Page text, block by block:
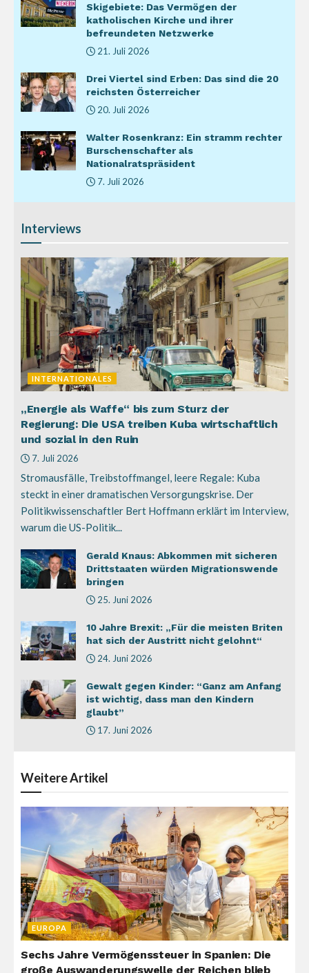
Skigebiete: Das Vermögen der
katholischen Kirche und ihrer
befreundeten Netzwerke
21. Juli 2026
Drei Viertel sind Erben: Das sind die 20
reichsten Österreicher
20. Juli 2026
Walter Rosenkranz: Ein stramm rechter
Burschenschafter als
Nationalratspräsident
7. Juli 2026
Interviews
INTERNATIONALES
„Energie als Waffe“ bis zum Sturz der
Regierung: Die USA treiben Kuba wirtschaftlich
und sozial in den Ruin
7. Juli 2026
Stromausfälle, Treibstoffmangel, leere Regale: Kuba
steckt in einer dramatischen Versorgungskrise. Der
Politikwissenschaftler Bert Hoffmann erklärt im Interview,
warum die US-Politik...
Gerald Knaus: Abkommen mit sicheren
Drittstaaten würden Migrationswende
bringen
25. Juni 2026
10 Jahre Brexit: „Für die meisten Briten
hat sich der Austritt nicht gelohnt“
24. Juni 2026
Gewalt gegen Kinder: “Ganz am Anfang
ist wichtig, dass man den Kindern
glaubt”
17. Juni 2026
WeitereArtikel
EUROPA
Sechs Jahre Vermögenssteuer in Spanien: Die
große Auswanderungswelle der Reichen blieb